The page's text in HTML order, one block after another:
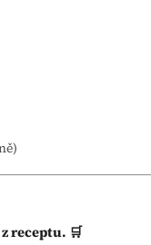
receptu. 🛒